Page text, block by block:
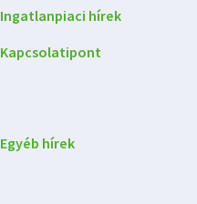
Ingatlanpiaci hírek
Kapcsolatipont
Egyéb hírek